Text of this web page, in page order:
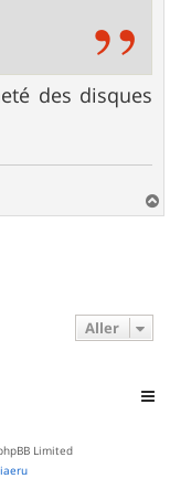
des disques
a
Aller
Limited